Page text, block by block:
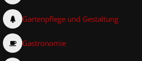
Gartenpflege und Gestaltung
Gastronomie